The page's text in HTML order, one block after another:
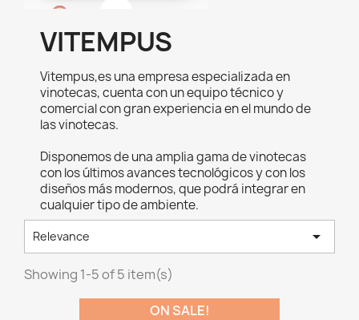
VITEMPUS
Vitempus,es una empresa especializada en
vinotecas, cuenta con un equipo técnico y
comercial con gran experiencia en el mundo de
las vinotecas.
Disponemos de una amplia gama de vinotecas
con los últimos avances tecnológicos y con los
diseños más modernos, que podrá integrar en
cualquier tipo de ambiente.
Relevance 
Showing 1-5 of 5 item(s)
ON SALE!